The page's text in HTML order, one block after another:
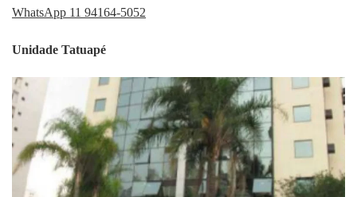
WhatsApp 11 94164-5052
Unidade Tatuapé